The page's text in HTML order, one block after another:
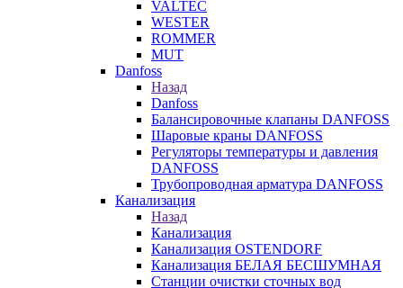
VALTEC
WESTER
ROMMER
MUT
Danfoss
Назад
Danfoss
Балансировочные клапаны DANFOSS
Шаровые краны DANFOSS
Регуляторы температуры и давления
DANFOSS
Трубопроводная арматура DANFOSS
Канализация
Назад
Канализация
Канализация OSTENDORF
Канализация БЕЛАЯ БЕСШУМНАЯ
Станции очистки сточных вод